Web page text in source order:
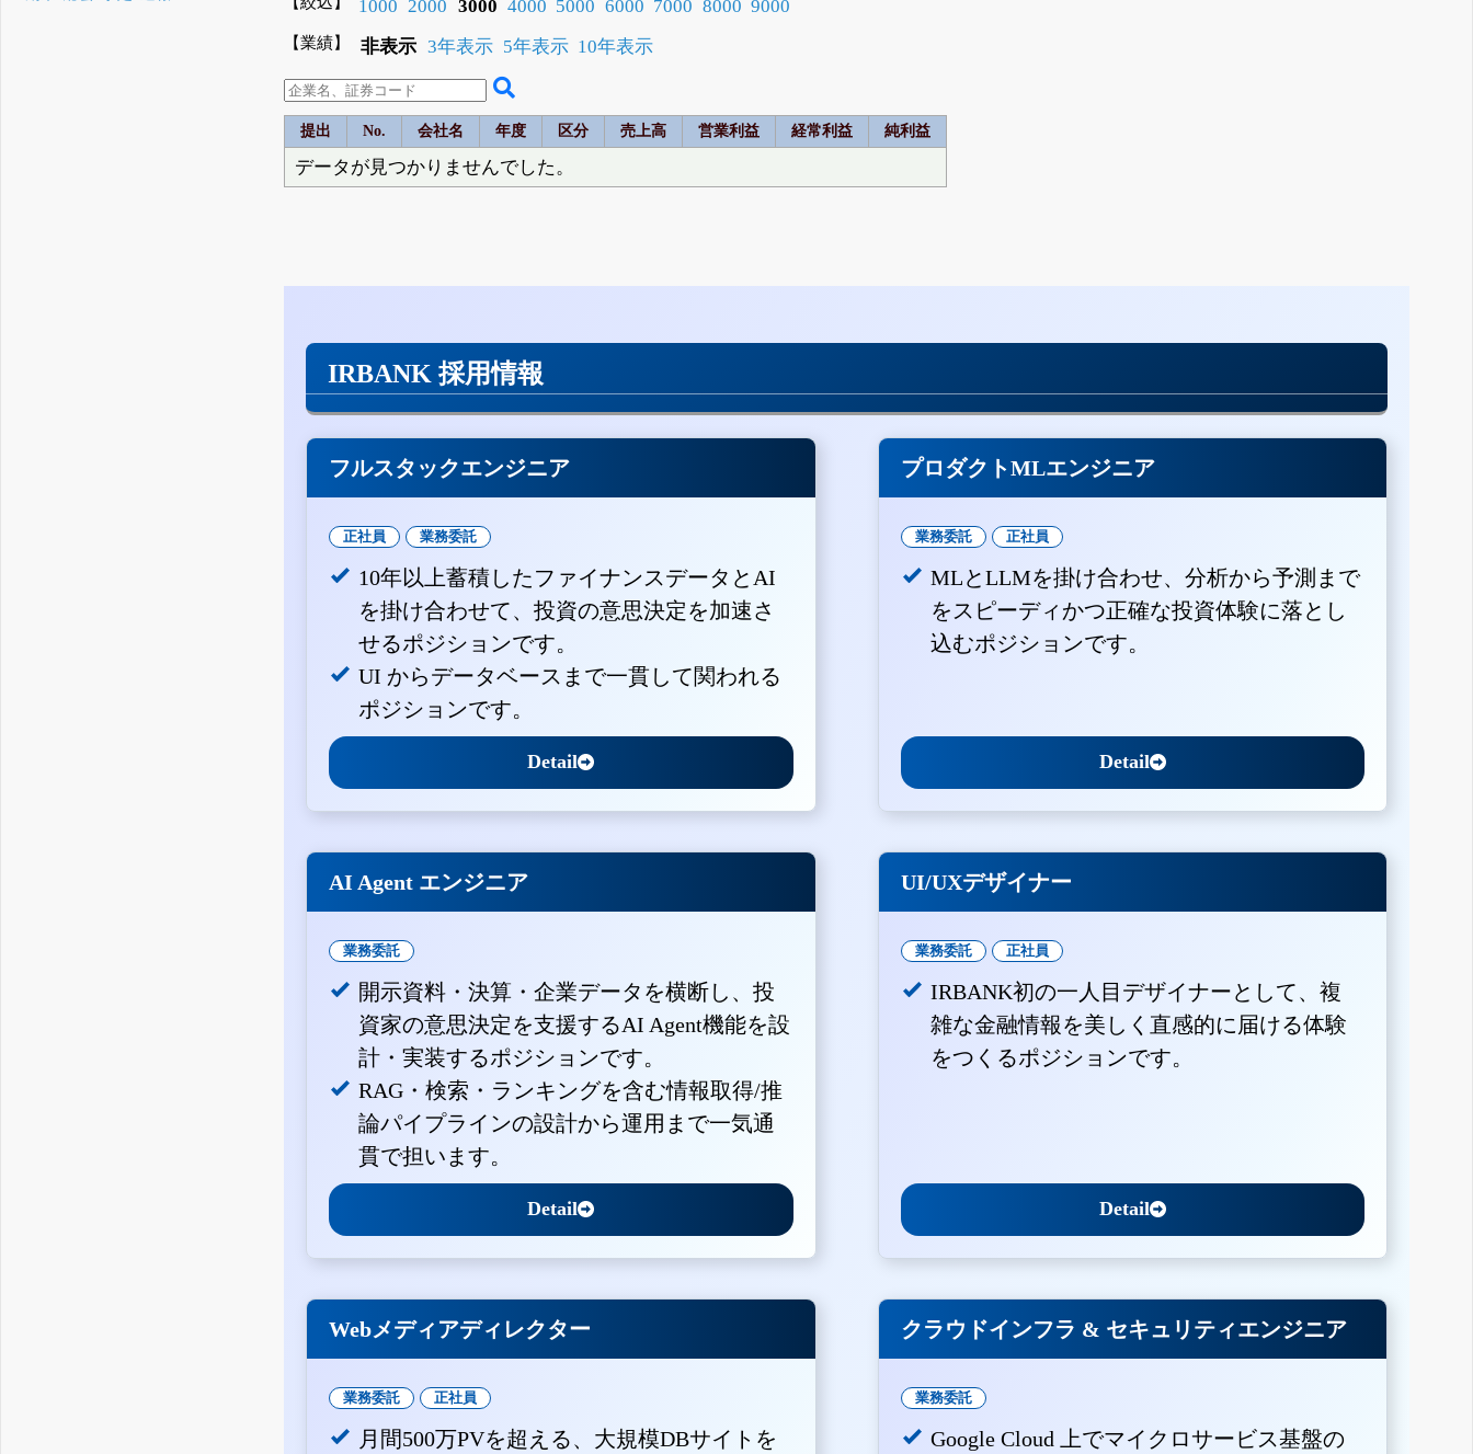
1000 2000 3000 4000 5000 6000 7000 8000 9000
【業績】 非表示 3年表示 5年表示 10年表示
提出 No. 会社名 年度 区分 売上高 営業利益 経常利益 純利益
データが見つかりませんでした。
IRBANK 採用情報
フルスタックエンジニア
正社員 業務委託
10年以上蓄積したファイナンスデータとAI
を掛け合わせて、投資の意思決定を加速さ
せるポジションです。
UI からデータベースまで一貫して関われる
ポジションです。
Detail
プロダクトMLエンジニア
業務委託 正社員
MLとLLMを掛け合わせ、分析から予測まで
をスピーディかつ正確な投資体験に落とし
込むポジションです。
Detail
AI Agent エンジニア
業務委託
開示資料・決算・企業データを横断し、投
資家の意思決定を支援するAI Agent機能を設
計・実装するポジションです。
RAG・検索・ランキングを含む情報取得/推
論パイプラインの設計から運用まで一気通
貫で担います。
Detail
UI/UXデザイナー
業務委託 正社員
IRBANK初の一人目デザイナーとして、複
雑な金融情報を美しく直感的に届ける体験
をつくるポジションです。
Detail
Webメディアディレクター
業務委託 正社員
月間500万PVを超える、大規模DBサイトを
クラウドインフラ & セキュリティエンジニア
業務委託
Google Cloud 上でマイクロサービス基盤の